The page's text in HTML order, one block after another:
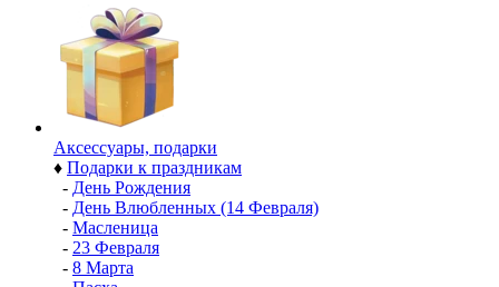
Аксессуары, подарки
♦ Подарки к праздникам
- День Рождения
- День Влюбленных (14 Февраля)
- Масленица
- 23 Февраля
- 8 Марта